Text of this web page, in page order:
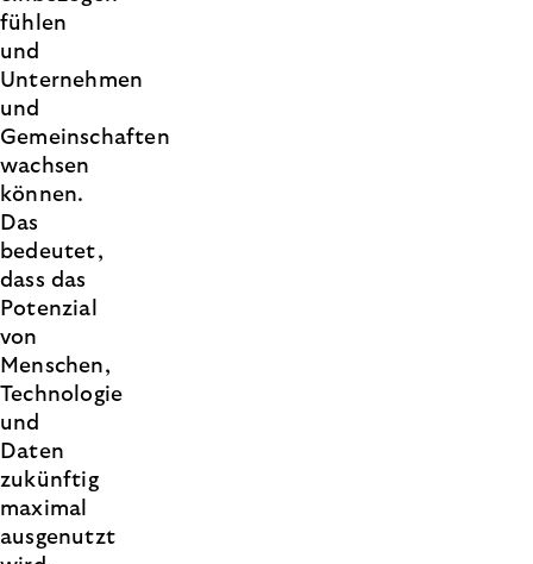
fühlen
und
Unternehmen
und
Gemeinschaften
wachsen
können.
Das
bedeutet,
dass das
Potenzial
von
Menschen,
Technologie
und
Daten
zukünftig
maximal
ausgenutzt